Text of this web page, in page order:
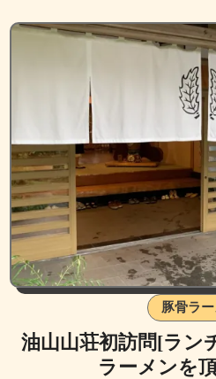
豚骨ラ
油山山荘初訪問[ラン
ラーメンを